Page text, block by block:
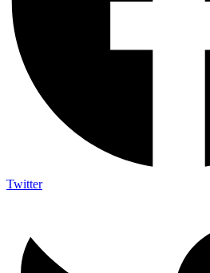
Twitter